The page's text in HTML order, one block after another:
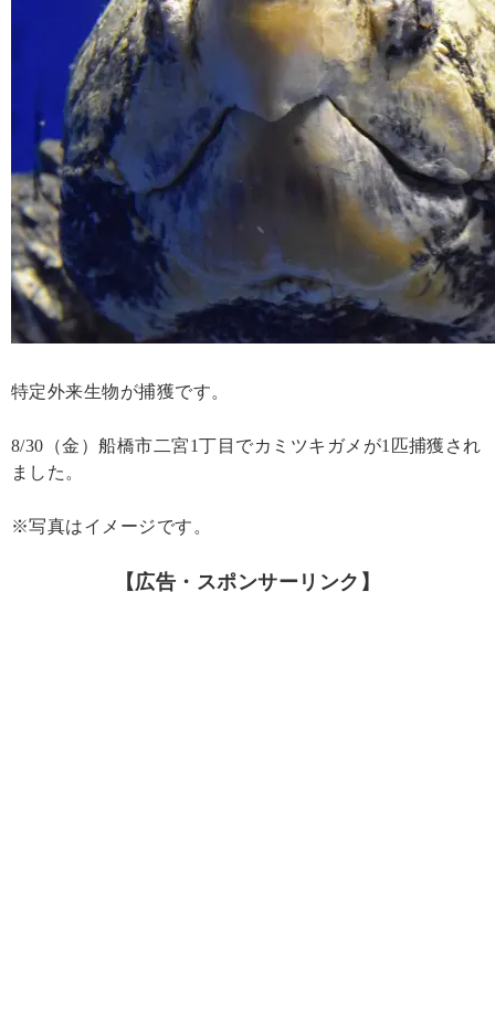
特定外来生物が捕獲です。
8/30（金）船橋市二宮1丁目でカミツキガメが1匹捕獲され
ました。
※写真はイメージです。
【広告・スポンサーリンク】